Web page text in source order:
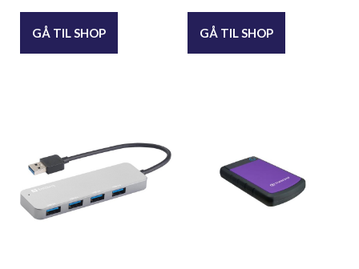
GÅ TIL SHOP GÅ TIL SHOP